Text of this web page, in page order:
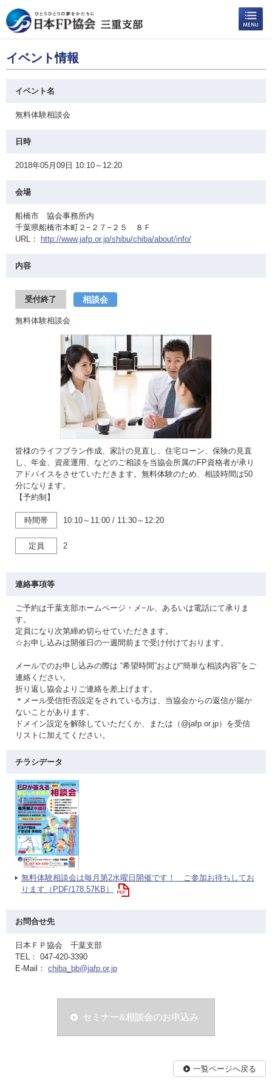
イベント情報
イベント名
無料体験相談会
日時
2018年05月09日 10:10～12:20
会場
船橋市 協会事務所内
千葉県船橋市本町２−２７−２５ ８Ｆ
URL：
http://www.jafp.or.jp/shibu/chiba/about/info/
内容
受付終了 相談会
無料体験相談会
皆様のライフプラン作成、家計の見直し、住宅ローン、保険の見直
し、年金、資産運用、などのご相談を当協会所属のFP資格者が承り
アドバイスをさせていただきます。無料体験のため、相談時間は50
分になります。
【予約制】
時間帯 10:10～11:00 / 11:30～12:20
定員 2
連絡事項等
ご予約は千葉支部ホームページ・メ−ル、あるいは電話にて承りま
す。
定員になり次第締め切らせていただきます。
☆お申し込みは開催日の一週間前まで受け付けております。
メールでのお申し込みの際は “希望時間”および“簡単な相談内容”をご
連絡ください。
折り返し協会よりご連絡を差上げます。
＊メール受信拒否設定をされている方は、当協会からの返信が届か
ないことがあります。
ドメイン設定を解除していただくか、または（@jafp.or.jp）を受信
リストに加えてください。
チラシデータ
無料体験相談会は毎月第2水曜日開催です！ ご参加お待ちしてお
ります（PDF/178.57KB）
お問合せ先
日本ＦＰ協会 千葉支部
TEL： 047-420-3390
E-Mail： chiba_bb@jafp.or.jp
セミナー&相談会のお申込み
一覧ページへ戻る